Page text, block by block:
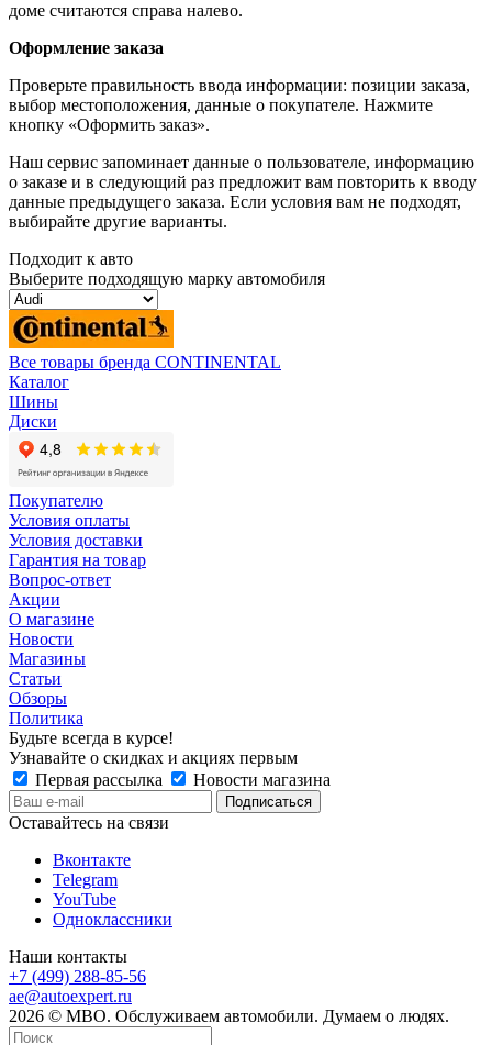
доме считаются справа налево.
Оформление заказа
Проверьте правильность ввода информации: позиции заказа,
выбор местоположения, данные о покупателе. Нажмите
кнопку «Оформить заказ».
Наш сервис запоминает данные о пользователе, информацию
о заказе и в следующий раз предложит вам повторить к вводу
данные предыдущего заказа. Если условия вам не подходят,
выбирайте другие варианты.
Подходит к авто
Выберите подходящую марку автомобиля
Все товары бренда CONTINENTAL
Каталог
Шины
Диски
Покупателю
Условия оплаты
Условия доставки
Гарантия на товар
Вопрос-ответ
Акции
О магазине
Новости
Магазины
Статьи
Обзоры
Политика
Будьте всегда в курсе!
Узнавайте о скидках и акциях первым
Первая рассылка
Новости магазина
Оставайтесь на связи
Вконтакте
Telegram
YouTube
Одноклассники
Наши контакты
+7 (499) 288-85-56
ae@autoexpert.ru
2026 © МВО. Обслуживаем автомобили. Думаем о людях.